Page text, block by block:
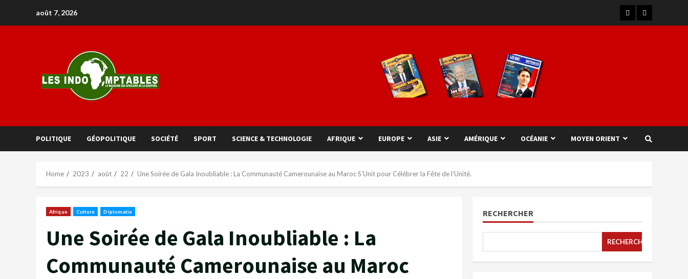
août 7, 2026
POLITIQUE GÉOPOLITIQUE SOCIÉTÉ SPORT SCIENCE & TECHNOLOGIE AFRIQUE EUROPE ASIE AMÉRIQUE OCÉANIE MOYEN ORIENT
Home 2023 août 22 Une Soirée de Gala Inoubliable : La Communauté Camerounaise au Maroc S’Unit pour Célébrer la Fête de l’Unité.
Afrique Culture Diplomatie
Une Soirée de Gala Inoubliable : La
Communauté Camerounaise au Maroc
RECHERCHER
RECHERCHER